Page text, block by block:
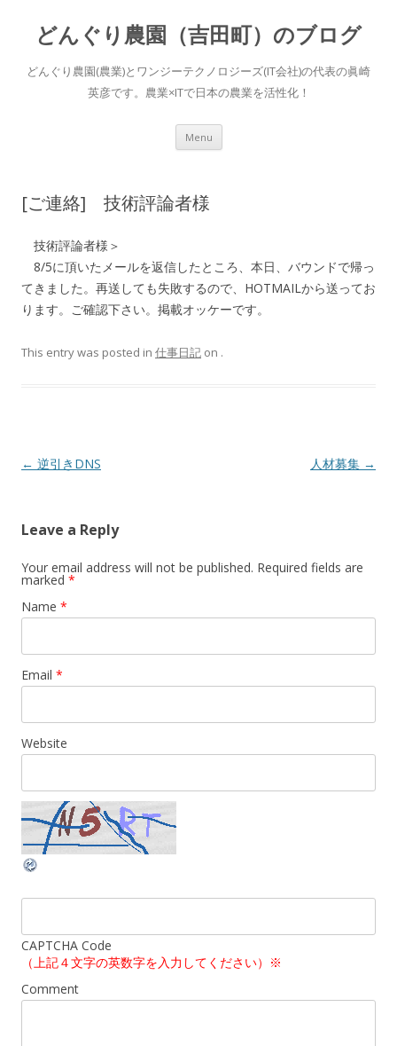
どんぐり農園（吉田町）のブログ
どんぐり農園(農業)とワンジーテクノロジーズ(IT会社)の代表の眞崎
英彦です。農業×ITで日本の農業を活性化！
Menu Skip to content
[ご連絡] 技術評論者様
技術評論者様＞
8/5に頂いたメールを返信したところ、本日、バウンドで帰っ
てきました。再送しても失敗するので、HOTMAILから送ってお
ります。ご確認下さい。掲載オッケーです。
This entry was posted in 仕事日記 on .
Post navigation
← 逆引きDNS 人材募集 →
Leave a Reply
Your email address will not be published. Required fields are
marked *
Name *
Email *
Website
CAPTCHA Code
（上記４文字の英数字を入力してください）※
Comment